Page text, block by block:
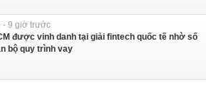
- 9 giờ trước
được vinh danh tại giải fintech quốc tế nhờ số
bộ quy trình vay